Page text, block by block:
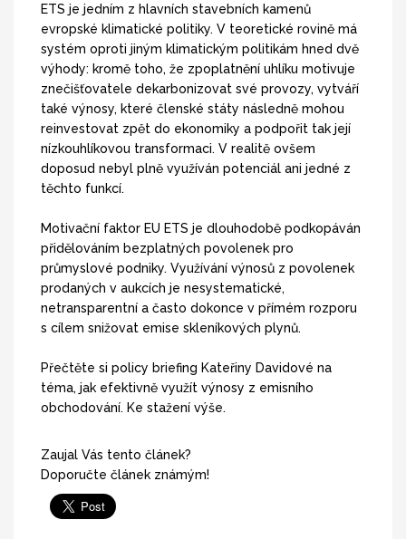
ETS je jedním z hlavních stavebních kamenů
evropské klimatické politiky. V teoretické rovině má
systém oproti jiným klimatickým politikám hned dvě
výhody: kromě toho, že zpoplatnění uhlíku motivuje
znečišťovatele dekarbonizovat své provozy, vytváří
také výnosy, které členské státy následně mohou
reinvestovat zpět do ekonomiky a podpořit tak její
nízkouhlíkovou transformaci. V realitě ovšem
doposud nebyl plně využíván potenciál ani jedné z
těchto funkcí.
Motivační faktor EU ETS je dlouhodobě podkopáván
přidělováním bezplatných povolenek pro
průmyslové podniky. Využívání výnosů z povolenek
prodaných v aukcích je nesystematické,
netransparentní a často dokonce v přímém rozporu
s cílem snižovat emise skleníkových plynů.
Přečtěte si policy briefing Kateřiny Davidové na
téma, jak efektivně využít výnosy z emisního
obchodování. Ke stažení výše.
Zaujal Vás tento článek?
Doporučte článek známým!